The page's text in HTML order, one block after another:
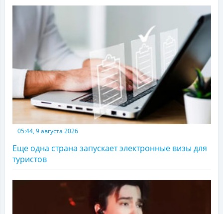
05:44, 9 августа 2026
Еще одна страна запускает электронные визы для
туристов